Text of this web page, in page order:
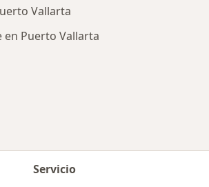
Vallarta
en Puerto Vallarta
Servicio